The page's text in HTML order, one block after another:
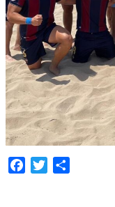
Facebook
Twitter